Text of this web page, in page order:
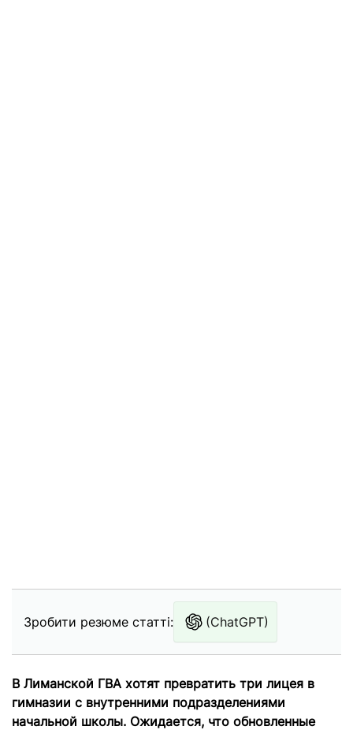
Зробити резюме статті: (ChatGPT)
В Лиманской ГВА хотят превратить три лицея в
гимназии с внутренними подразделениями
начальной школы. Ожидается, что обновленные